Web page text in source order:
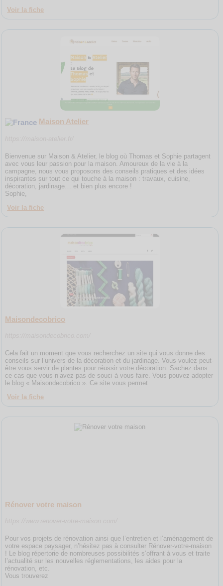
Voir la fiche
Maison Atelier
Bienvenue sur Maison & Atelier, le blog où Thomas et Sophie partagent
avec vous leur passion pour la maison. Amoureux de la vie à la
campagne, nous vous proposons des conseils pratiques et des idées
inspirantes sur tout ce qui touche à la maison : travaux, cuisine,
décoration, jardinage… et bien plus encore !
Sophie,
Voir la fiche
Maisondecobrico
Cela fait un moment que vous recherchez un site qui vous donne des
conseils sur l’univers de la décoration et du jardinage. Vous voulez peut-
être vous servir de plantes pour réussir votre décoration. Sachez dans
ce cas que vous n’avez pas de souci à vous faire. Vous pouvez adopter
le blog « Maisondecobrico ». Ce site vous permet
Voir la fiche
Rénover votre maison
Pour vos projets de rénovation ainsi que l’entretien et l’aménagement de
votre espace paysager, n’hésitez pas à consulter Rénover-votre-maison
! Le blog répertorie de nombreuses possibilités s’offrant à vous et traite
l’actualité sur les nouvelles réglementations, les aides pour la
rénovation, etc.
Vous trouverez